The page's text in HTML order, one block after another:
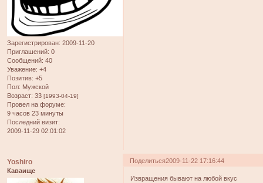
Зарегистрирован: 2009-11-20
Приглашений: 0
Сообщений: 40
Уважение: +4
Позитив: +5
Пол: Мужской
Возраст: 33 [1993-04-19]
Провел на форуме:
9 часов 23 минуты
Последний визит:
2009-11-29 02:01:02
Поделиться2009-11-22 17:16:44
Yoshiro
Каваище
Извращения бывают на любой вкус